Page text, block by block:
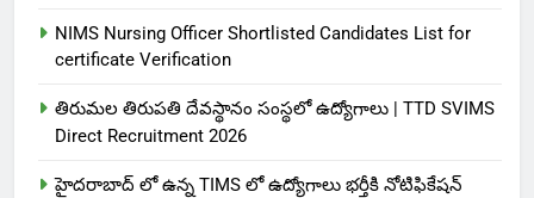
NIMS Nursing Officer Shortlisted Candidates List for
certificate Verification
తిరుమల తిరుపతి దేవస్థానం సంస్థలో ఉద్యోగాలు | TTD SVIMS
Direct Recruitment 2026
హైదరాబాద్ లో ఉన్న TIMS లో ఉద్యోగాలు భర్తీకి నోటిఫికేషన్